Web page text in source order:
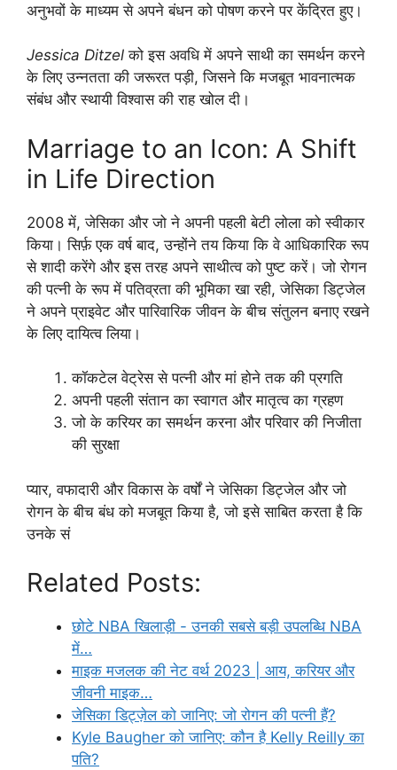
अनुभवों के माध्यम से अपने बंधन को पोषण करने पर केंद्रित हुए।
Jessica Ditzel को इस अवधि में अपने साथी का समर्थन करने
के लिए उन्नतता की जरूरत पड़ी, जिसने कि मजबूत भावनात्मक
संबंध और स्थायी विश्वास की राह खोल दी।
Marriage to an Icon: A Shift
in Life Direction
2008 में, जेसिका और जो ने अपनी पहली बेटी लोला को स्वीकार
किया। सिर्फ़ एक वर्ष बाद, उन्होंने तय किया कि वे आधिकारिक रूप
से शादी करेंगे और इस तरह अपने साथीत्व को पुष्ट करें। जो रोगन
की पत्नी के रूप में पतिव्रता की भूमिका खा रही, जेसिका डिट्जेल
ने अपने प्राइवेट और पारिवारिक जीवन के बीच संतुलन बनाए रखने
के लिए दायित्व लिया।
कॉकटेल वेट्रेस से पत्नी और मां होने तक की प्रगति
अपनी पहली संतान का स्वागत और मातृत्व का ग्रहण
जो के करियर का समर्थन करना और परिवार की निजीता
की सुरक्षा
प्यार, वफादारी और विकास के वर्षों ने जेसिका डिट्जेल और जो
रोगन के बीच बंध को मजबूत किया है, जो इसे साबित करता है कि
उनके सं
Related Posts:
छोटे NBA खिलाड़ी - उनकी सबसे बड़ी उपलब्धि NBA
में…
माइक मजलक की नेट वर्थ 2023 | आय, करियर और
जीवनी माइक…
जेसिका डिट्ज़ेल को जानिए: जो रोगन की पत्नी हैं?
Kyle Baugher को जानिए: कौन है Kelly Reilly का
पति?